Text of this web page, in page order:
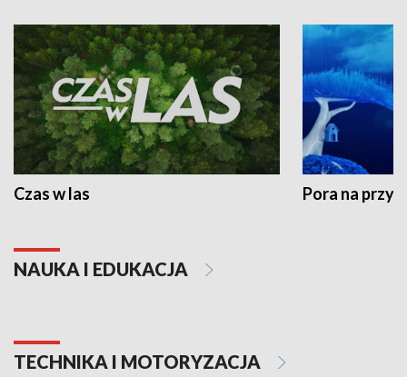
Czas w las Pora na
NAUKA I EDUKACJA
TECHNIKA I MOTORYZACJA